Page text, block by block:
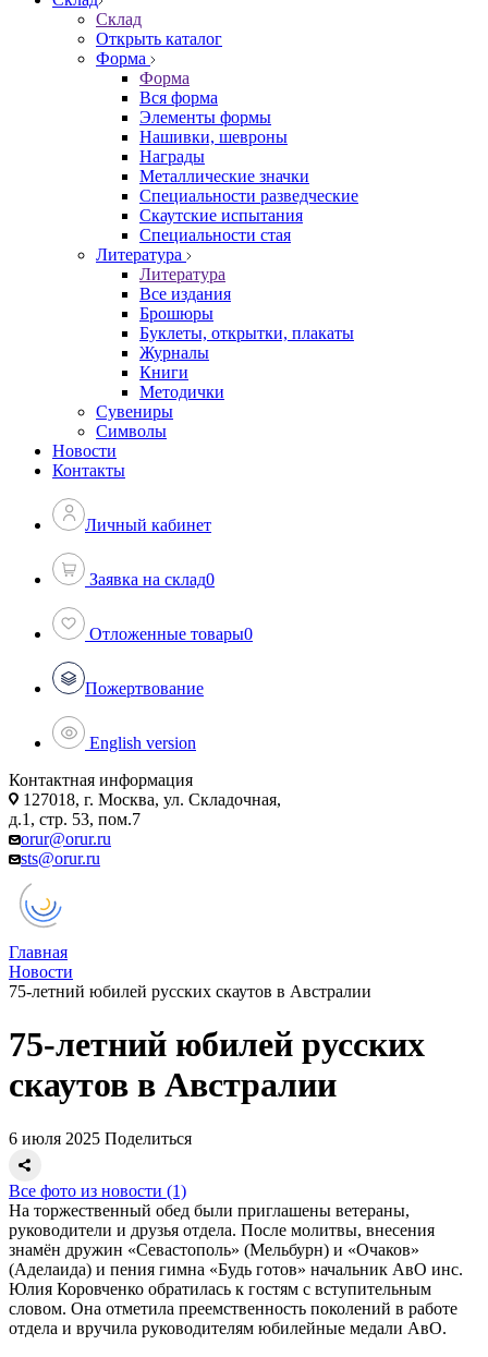
Склад
Открыть каталог
Форма
Форма
Вся форма
Элементы формы
Нашивки, шевроны
Награды
Металлические значки
Специальности разведческие
Скаутские испытания
Специальности стая
Литература
Литература
Все издания
Брошюры
Буклеты, открытки, плакаты
Журналы
Книги
Методички
Сувениры
Символы
Новости
Контакты
Личный кабинет
Заявка на склад0
Отложенные товары0
Пожертвование
English version
Контактная информация
127018, г. Москва, ул. Складочная,
д.1, стр. 53, пом.7
orur@orur.ru
sts@orur.ru
Главная
Новости
75-летний юбилей русских скаутов в Австралии
75-летний юбилей русских
скаутов в Австралии
6 июля 2025 Поделиться
Все фото из новости (1)
На торжественный обед были приглашены ветераны,
руководители и друзья отдела. После молитвы, внесения
знамён дружин «Севастополь» (Мельбурн) и «Очаков»
(Аделаида) и пения гимна «Будь готов» начальник АвО инс.
Юлия Коровченко обратилась к гостям с вступительным
словом. Она отметила преемственность поколений в работе
отдела и вручила руководителям юбилейные медали АвО.